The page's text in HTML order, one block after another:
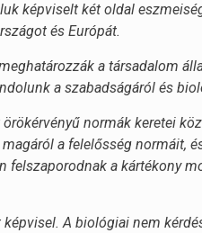
képviselt két oldal
és Európát.
a társadalom
a szabadságáról és
normák keretei
a felelősség normáit,
felszaporodnak a kártékony
A biológiai nem